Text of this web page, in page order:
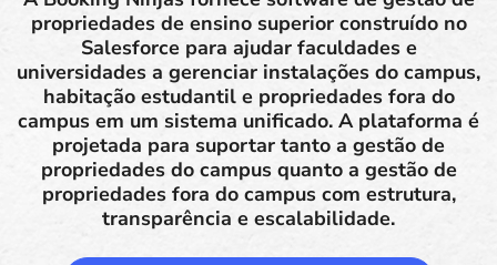
propriedades de ensino superior construído no
Salesforce para ajudar faculdades e
universidades a gerenciar instalações do campus,
habitação estudantil e propriedades fora do
campus em um sistema unificado. A plataforma é
projetada para suportar tanto a gestão de
propriedades do campus quanto a gestão de
propriedades fora do campus com estrutura,
transparência e escalabilidade.